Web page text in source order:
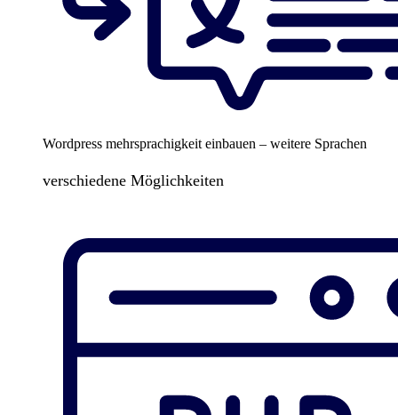
Wordpress mehrsprachigkeit einbauen – weitere Sprachen
verschiedene Möglichkeiten